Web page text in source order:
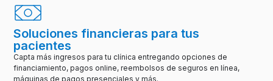
Soluciones financieras para tus
pacientes
Capta más ingresos para tu clínica entregando opciones de
financiamiento, pagos online, reembolsos de seguros en línea,
máquinas de pagos presenciales y más.